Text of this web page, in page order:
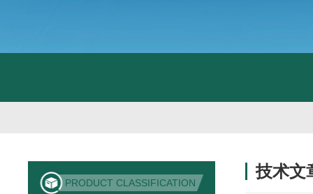
PRODUCT CLASSIFICATION
技术文